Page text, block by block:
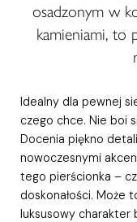
osadzonym w
kamieniami, to
Idealny dla pewnej
czego chce. Nie boi
Docenia piękno
nowoczesnymi
tego pierścionka –
doskonałości. Może
luksusowy charakter